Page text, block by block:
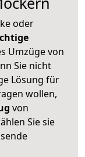
oder
Umzüge von
Sie nicht
Lösung für
wollen,
von
Sie sie